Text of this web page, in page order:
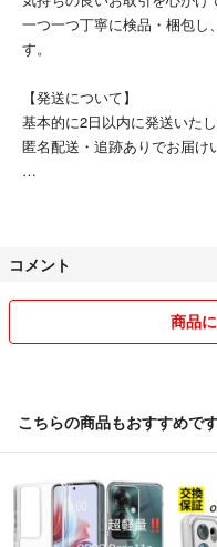
a201op/a301op/cph2353/
マ、テディベア（Teddy bear
OPPO Reno7A/Reno9A TPU
一つ一つ丁寧に検品・梱包し
す。
【発送について】
基本的に2日以内に発送いたし
匿名配送・追跡ありでお届け
【商品について】
場合がございます。あらかじ
万が一、誤出荷や商品不備
前にご連絡ください。誠意
コメント
商品
こちらの商品もおすすめで